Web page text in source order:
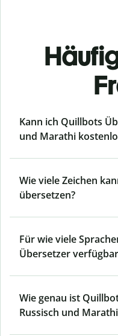
Kann ich Quillbots
und Marathi
Wie viele Zeichen
übersetzen?
Für wie viele
Übersetzer
Wie genau ist
Russisch und